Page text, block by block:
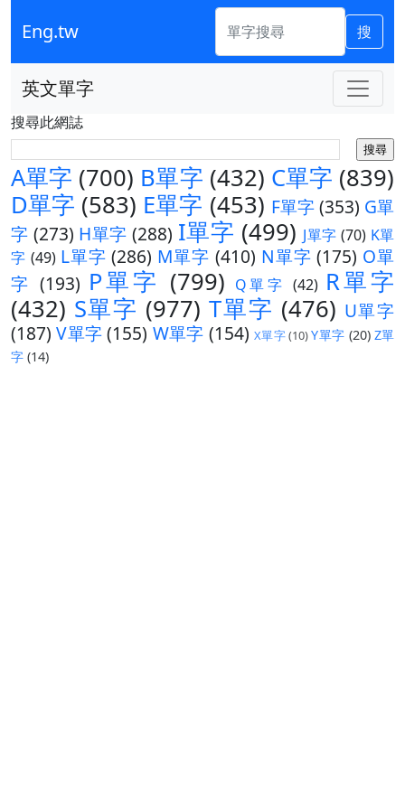
Eng.tw 搜
英文單字
搜尋此網誌
A單字 (700) B單字 (432) C單字 (839)
D單字 (583) E單字 (453) F單字(353) G單
字 (273) H單字 (288) I單字 (499) J單字 (70) K單
字 (49) L單字 (286) M單字 (410) N單字 (175) O單
字 (193) P單字 (799) Q單字 (42) R單字
(432) S單字 (977) T單字 (476) U單字
(187) V單字(155) W單字 (154) X單字(10)Y單字 (20) Z單
字 (14)